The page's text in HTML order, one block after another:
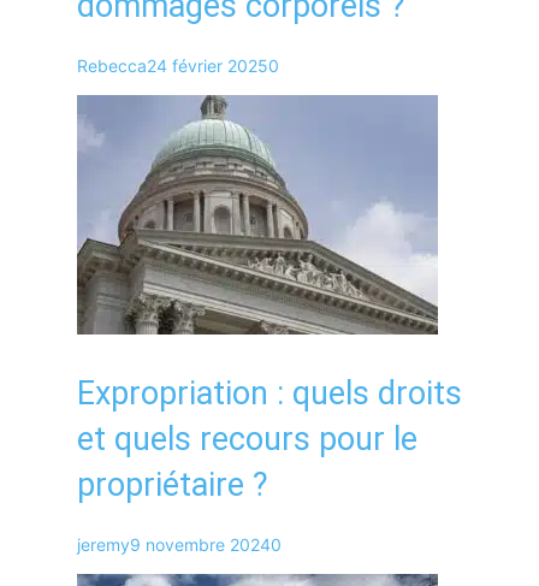
Rebecca24 février 20250
Expropriation : quels droits
et quels recours pour le
propriétaire ?
jeremy9 novembre 20240